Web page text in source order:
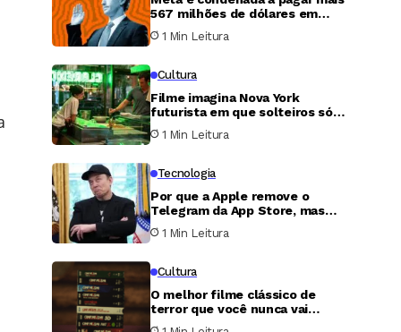
567 milhões de dólares em
caso de proteção infantil nos
Estados Unidos
1 Min Leitura
Cultura
Filme imagina Nova York
futurista em que solteiros só
podem transar uma única noite
por ano
1 Min Leitura
Tecnologia
Por que a Apple remove o
Telegram da App Store, mas
nunca faz o mesmo com o X?
1 Min Leitura
Cultura
O melhor filme clássico de
terror que você nunca vai
conseguir assistir